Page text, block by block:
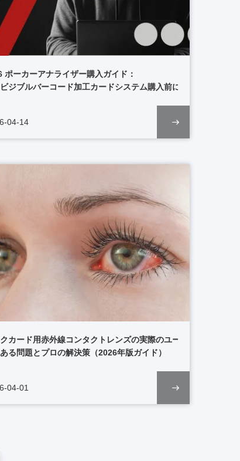
ポーカーアナライザー購入ガイド：
ジブルバーコード加工カードシステム購入前に確認すべき10
04-14
カード用赤外線コンタクトレンズの実際のユーザー体験：
る問題とプロの解決策（2026年版ガイド）
04-01